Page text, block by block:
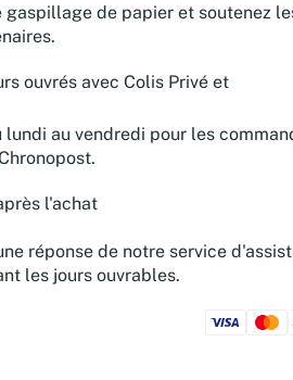
gaspillage de papier et soutenez
ouvrés avec Colis Privé et
au vendredi pour les
l'achat
réponse de notre service
les jours ouvrables.